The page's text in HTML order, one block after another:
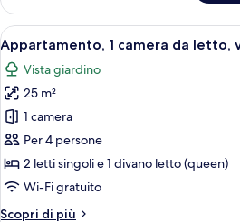
piscina
1
camera
da
letto,
vista
piscina
Apri
tutte
le
foto
per
Appartamento,
1
camera
11
Appartamento, 1 camera da letto,
Vista giardino
25 m²
1 camera
Per 4 persone
2 letti singoli e 1 divano letto (queen)
Wi-Fi gratuito
Scopri di più
Altri